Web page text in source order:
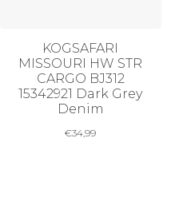
KOGSAFARI
MISSOURI HW STR
CARGO BJ312
15342921 Dark Grey
Denim
€34,99